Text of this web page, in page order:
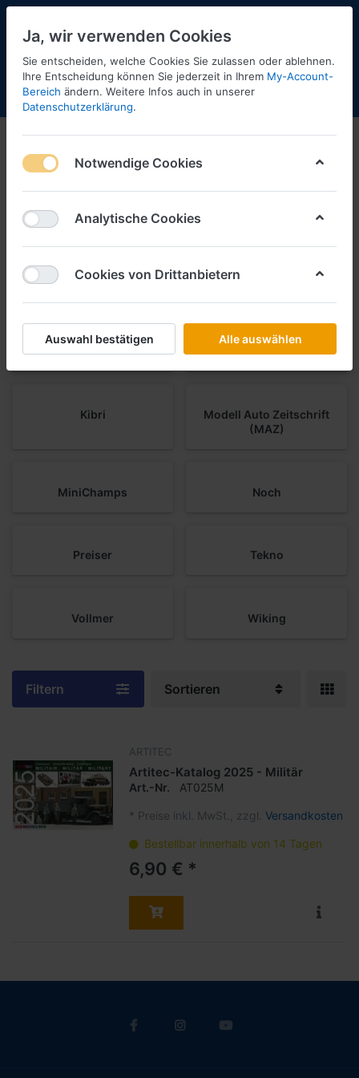
Menü Anmelden Shopaktualisierung
Zeitschriften/Bücher/Kataloge
1-1 von
Artitec
Faller
Kibri
Modell Auto Zeitschrift
(MAZ)
MiniChamps Noch
Preiser Tekno
Vollmer Wiking
Filtern Sortieren
ARTITEC
Artitec-Katalog 2025 - Militär
Art.-Nr. AT025M
* Preise inkl. MwSt., zzgl. Versandkosten
Bestellbar innerhalb von 14 Tagen
6,90 € *
Ja, wir verwenden Cookies
Sie entscheiden, welche Cookies Sie zulassen oder ablehnen.
Ihre Entscheidung können Sie jederzeit in Ihrem My-Account-
Bereich ändern. Weitere Infos auch in unserer
Datenschutzerklärung.
Notwendige Cookies
Analytische Cookies
Cookies von Drittanbietern
Auswahl bestätigen Alle auswählen